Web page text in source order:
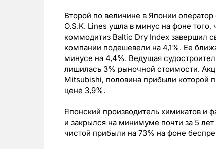
Второй по величине в Японии
O.S.K. Lines ушла в минус на фоне
коммодитиз Baltic Dry Index завершил
компании подешевели на 4,1%. Ее
минусе на 4,4%. Ведущая
лишилась 3% рыночной стоимости.
Mitsubishi, половина прибыли которой
цене 3,9%.
Японский производитель химикатов и
и закрылся на минимуме почти за 5
чистой прибыли на 73% на фоне